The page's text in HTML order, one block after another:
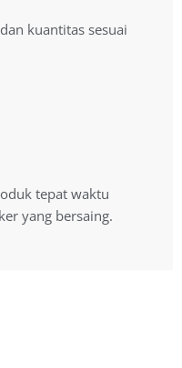
kuantitas sesuai
kuantitas sesuai
tepat waktu
yang bersaing.
tepat waktu